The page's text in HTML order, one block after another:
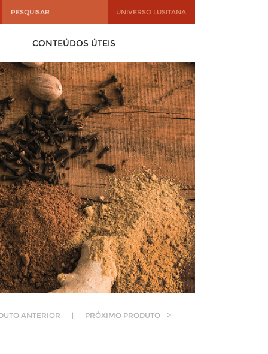
UNIVERSO LUSITANA
CONTEÚDOS ÚTEIS
ANTERIOR | PRÓXIMO PRODUTO >